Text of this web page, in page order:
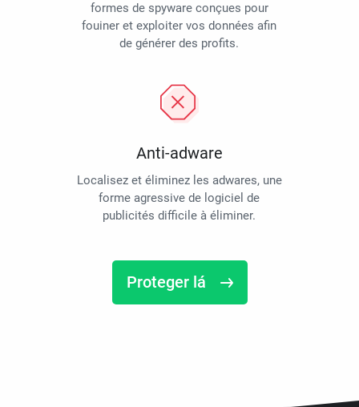
formes de spyware conçues pour
fouiner et exploiter vos données afin
de générer des profits.
Anti-adware
Localisez et éliminez les adwares, une
forme agressive de logiciel de
publicités difficile à éliminer.
Proteger lá